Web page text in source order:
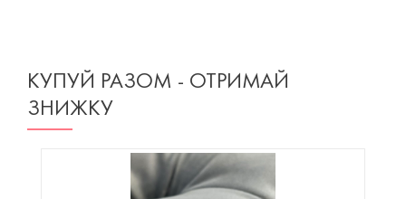
КУПУЙ РАЗОМ - ОТРИМАЙ
ЗНИЖКУ